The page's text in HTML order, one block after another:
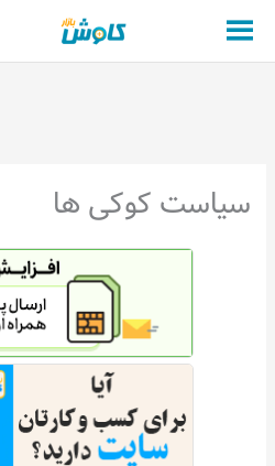
محتوا
سیاست کوکی ها